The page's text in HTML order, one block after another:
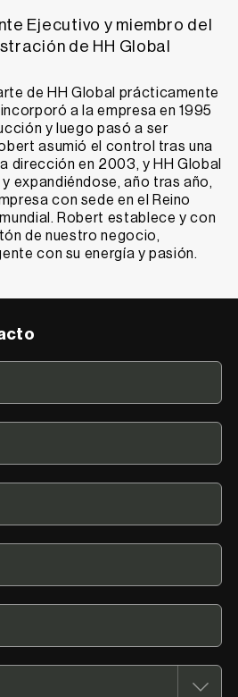
Ejecutivo y miembro del
de HH Global
de HH Global prácticamente
a la empresa en 1995
y luego pasó a ser
asumió el control tras una
dirección en 2003, y HH Global
expandiéndose, año tras año,
con sede en el Reino
Robert establece y con
de nuestro negocio,
con su energía y pasión.